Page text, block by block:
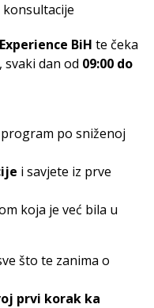
Experience BiH te čeka
, svaki dan od 09:00 do
po sniženoj
i savjete iz prve
koja je već bila u
što te zanima o
prvi korak ka